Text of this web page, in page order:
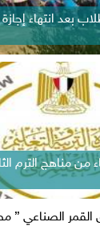
بعد انتهاء
القمر الصناعي ”